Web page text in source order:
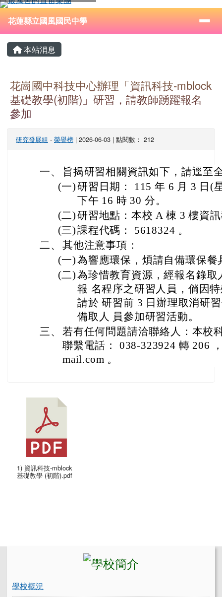
跳至主內容區
花蓮縣立國風國民中學
⏸
導覽列
花蓮縣立國風國民中學
主內容區域
本站消息
花崗國中科技中心辦理「資訊科技-mblock
基礎教學(初階)」研習，請教師踴躍報名
參加
研究發展組 - 榮譽榜 | 2026-06-03 | 點閱數： 212
一、
旨揭研習相關資訊如下，請逕至
(一)研習日期： 115 年 6 月 3 日(
下午 16 時 30 分。
(二)研習地點：本校 A 棟 3 樓資
(三)課程代碼： 5618324 。
二、 其他注意事項：
(一)為響應環保，煩請自備環保餐
(二)為珍惜教育資源，經報名錄
報 名程序之研習人員，倘因
請於 研習前 3 日辦理取消研
備取人 員參加研習活動。
三、 若有任何問題請洽聯絡人：本校
聯繫電話： 038-323924 轉 206
mail.com 。
1) 資訊科技-mblock
基礎教學 (初階).pdf
學校概況
頁尾區域